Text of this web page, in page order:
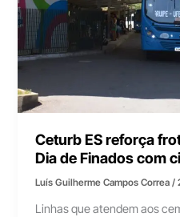
Ceturb ES reforça
Dia de Finados com
Luís Guilherme Campos Correa/
Linhas que atendem aos